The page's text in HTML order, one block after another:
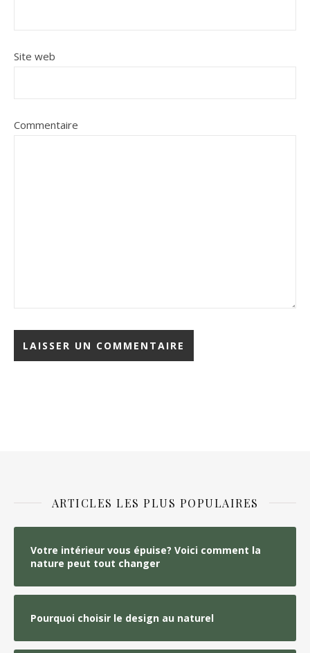
Site web
Commentaire
ARTICLES LES PLUS POPULAIRES
Votre intérieur vous épuise? Voici comment la
nature peut tout changer
Pourquoi choisir le design au naturel